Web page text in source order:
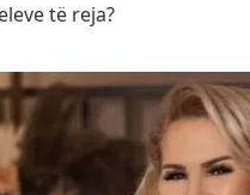
të reja?